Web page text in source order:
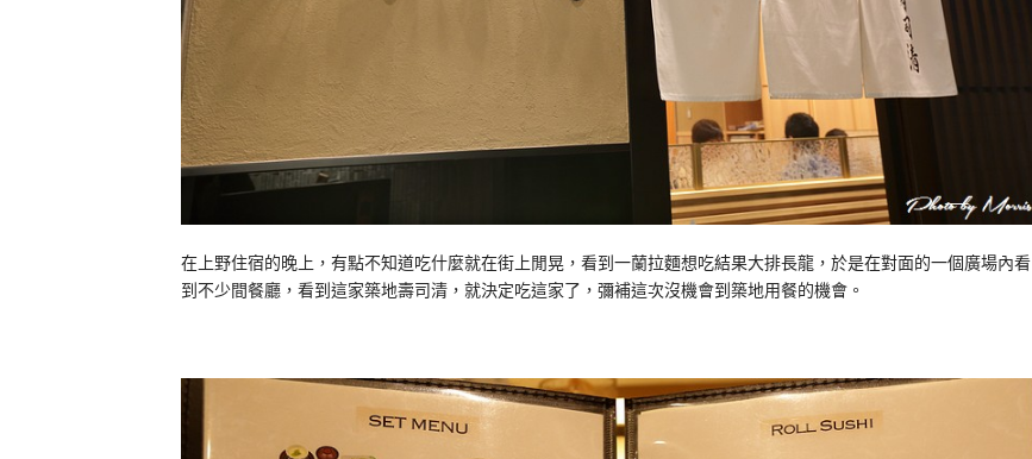
在上野住宿的晚上，有點不知道吃什麼就在街上閒晃，看到一蘭拉麵想吃結果大排長龍，於是在對面的一個廣場內看
到不少間餐廳，看到這家築地壽司清，就決定吃這家了，彌補這次沒機會到築地用餐的機會。